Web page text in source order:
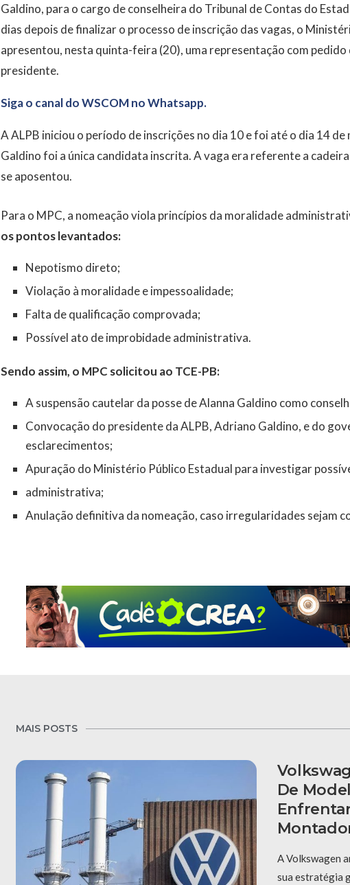
Galdino, para o cargo de conselheira do Tribunal de Contas do
dias depois de finalizar o processo de inscrição das vagas, o
apresentou, nesta quinta-feira (20), uma representação com
presidente.
Siga o canal do WSCOM no Whatsapp.
A ALPB iniciou o período de inscrições no dia 10 e foi até o dia 14
Galdino foi a única candidata inscrita. A vaga era referente a
se aposentou.
Para o MPC, a nomeação viola princípios da moralidade
os pontos levantados:
Nepotismo direto;
Violação à moralidade e impessoalidade;
Falta de qualificação comprovada;
Possível ato de improbidade administrativa.
Sendo assim, o MPC solicitou ao TCE-PB:
A suspensão cautelar da posse de Alanna Galdino como
Convocação do presidente da ALPB, Adriano Galdino, e do
esclarecimentos;
Apuração do Ministério Público Estadual para investigar
administrativa;
Anulação definitiva da nomeação, caso irregularidades sejam
MAIS POSTS
De
A Volkswagen
sua estratégia